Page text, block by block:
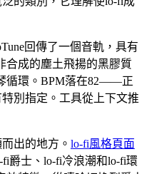
回傳了一個音軌，具有
合成的塵土飛揚的黑膠質
循環。BPM落在82——正
別指定。工具從上下文推
出的地方。 lo-fi風格頁面
爵士、lo-fi冷浪潮和lo-fi環